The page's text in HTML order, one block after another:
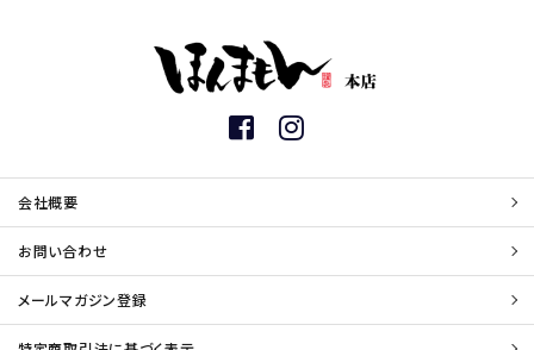
会社概要
お問い合わせ
メールマガジン登録